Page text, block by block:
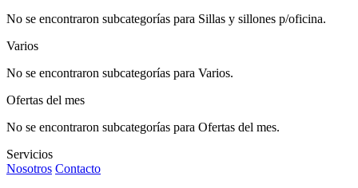
No se encontraron subcategorías para Sillas y sillones p/oficina.
Varios
No se encontraron subcategorías para Varios.
Ofertas del mes
No se encontraron subcategorías para Ofertas del mes.
Servicios
Nosotros Contacto